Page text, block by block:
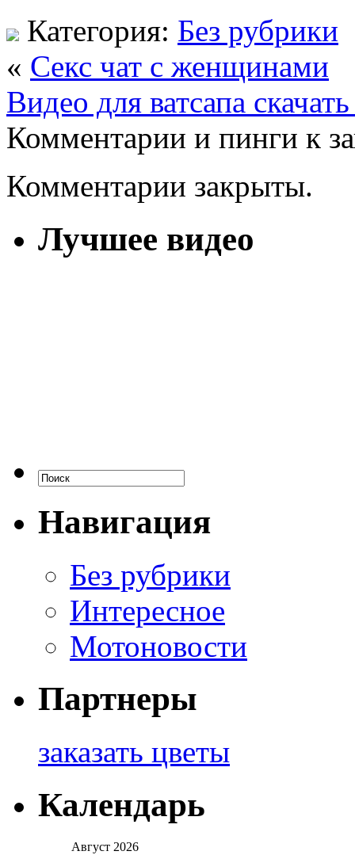
Категория: Без рубрики
« Секс чат с женщинами
Видео для ватсапа
Комментарии и пинги к
Комментарии закрыты.
Лучшее видео
Навигация
Без рубрики
Интересное
Мотоновости
Партнеры
заказать цветы
Календарь
Август 2026